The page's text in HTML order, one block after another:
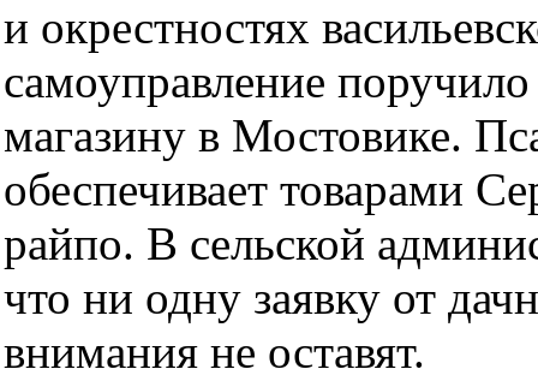
и окрестностях
самоуправление
магазину в Мостовике.
обеспечивает товарами
райпо. В сельской
что ни одну заявку от
внимания не оставят.